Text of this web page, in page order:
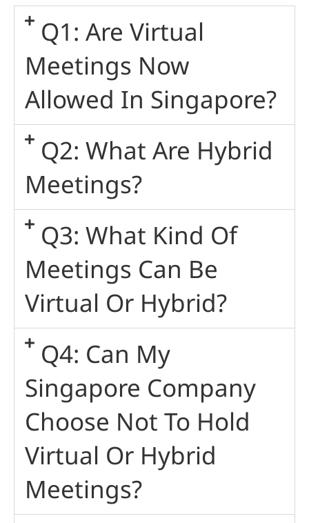
Q1: Are Virtual
Meetings Now
Allowed In Singapore?
Q2: What Are Hybrid
Meetings?
Q3: What Kind Of
Meetings Can Be
Virtual Or Hybrid?
Q4: Can My
Singapore Company
Choose Not To Hold
Virtual Or Hybrid
Meetings?